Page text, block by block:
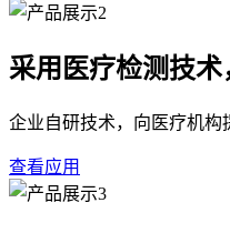
采用医疗检测技
企业自研技术，向医疗机构
查看应用